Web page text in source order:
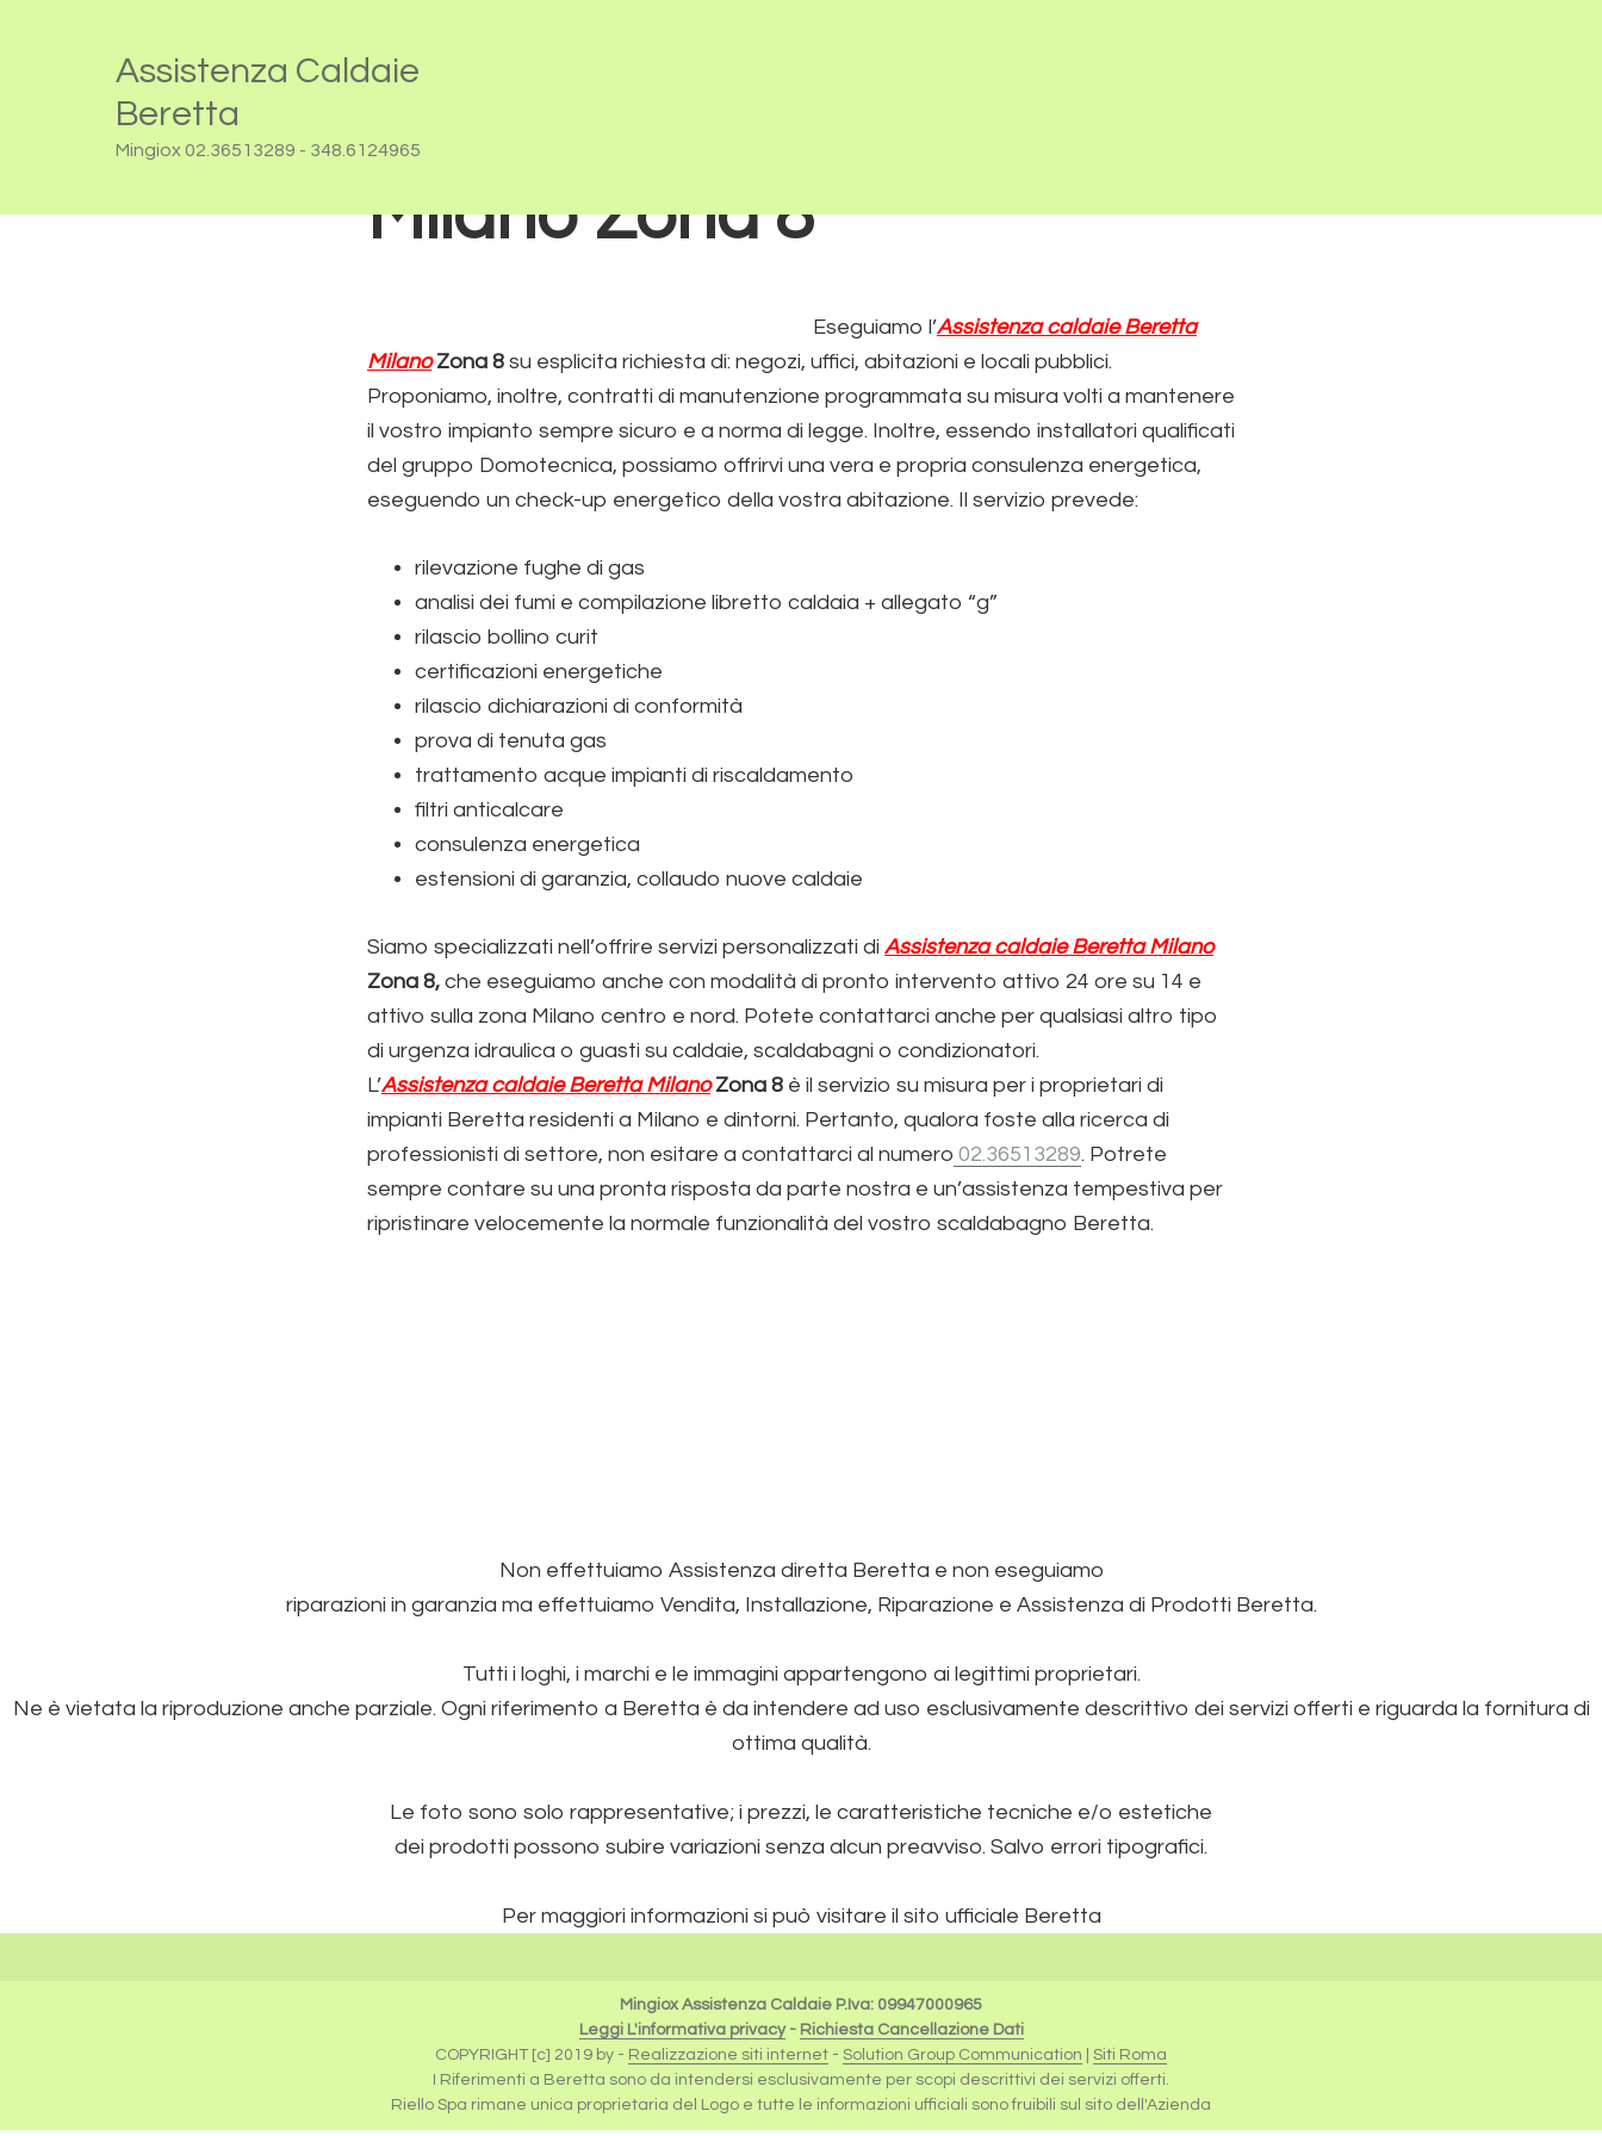
navigazioneAssistenza Caldaie
Beretta
Mingiox 02.36513289 - 348.6124965Assistenza caldaie Beretta
Milano Zona 8
Eseguiamo l’Assistenza caldaie Beretta
MilanoZona 8 su esplicita richiesta di: negozi, uffici, abitazioni e locali pubblici.
Proponiamo, inoltre, contratti di manutenzione programmata su misura volti a mantenere
il vostro impianto sempre sicuro e a norma di legge. Inoltre, essendo installatori qualificati
del gruppo Domotecnica, possiamo offrirvi una vera e propria consulenza energetica,
eseguendo un check-up energetico della vostra abitazione. Il servizio prevede:
rilevazione fughe di gas
analisi dei fumi e compilazione libretto caldaia + allegato “g”
rilascio bollino curit
certificazioni energetiche
rilascio dichiarazioni di conformità
prova di tenuta gas
trattamento acque impianti di riscaldamento
filtri anticalcare
consulenza energetica
estensioni di garanzia, collaudo nuove caldaie
Siamo specializzati nell’offrire servizi personalizzati di Assistenza caldaie Beretta Milano
Zona 8, che eseguiamo anche con modalità di pronto intervento attivo 24 ore su 14 e
attivo sulla zona Milano centro e nord. Potete contattarci anche per qualsiasi altro tipo
di urgenza idraulica o guasti su caldaie, scaldabagni o condizionatori.
L’Assistenza caldaie Beretta MilanoZona 8 è il servizio su misura per i proprietari di
impianti Beretta residenti a Milano e dintorni. Pertanto, qualora foste alla ricerca di
professionisti di settore, non esitare a contattarci al numero 02.36513289. Potrete
sempre contare su una pronta risposta da parte nostra e un’assistenza tempestiva per
ripristinare velocemente la normale funzionalità del vostro scaldabagno Beretta.
Non effettuiamo Assistenza diretta Beretta e non eseguiamo
riparazioni in garanzia ma effettuiamo Vendita, Installazione, Riparazione e Assistenza di Prodotti Beretta.
Tutti i loghi, i marchi e le immagini appartengono ai legittimi proprietari.
Ne è vietata la riproduzione anche parziale. Ogni riferimento a Beretta è da intendere ad uso esclusivamente descrittivo dei servizi offerti e riguarda la fornitura di
ottima qualità.
Le foto sono solo rappresentative; i prezzi, le caratteristiche tecniche e/o estetiche
dei prodotti possono subire variazioni senza alcun preavviso. Salvo errori tipografici.
Per maggiori informazioni si può visitare il sito ufficiale Beretta
Mingiox Assistenza Caldaie P.Iva: 09947000965
Leggi L'informativa privacy- Richiesta Cancellazione Dati
COPYRIGHT [c] 2019 by - Realizzazione siti internet - Solution Group Communication
Siti Roma
I Riferimenti a Beretta sono da intendersi esclusivamente per scopi descrittivi dei servizi offerti.
Riello Spa rimane unica proprietaria del Logo e tutte le informazioni ufficiali sono fruibili sul sito dell'Azienda